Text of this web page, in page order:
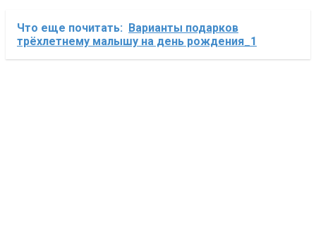
Что еще почитать:
Варианты подарков
трёхлетнему малышу на день рождения_1